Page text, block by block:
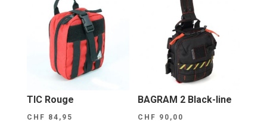
TIC Rouge
CHF 84,95
BAGRAM 2 Black-line
CHF 90,00